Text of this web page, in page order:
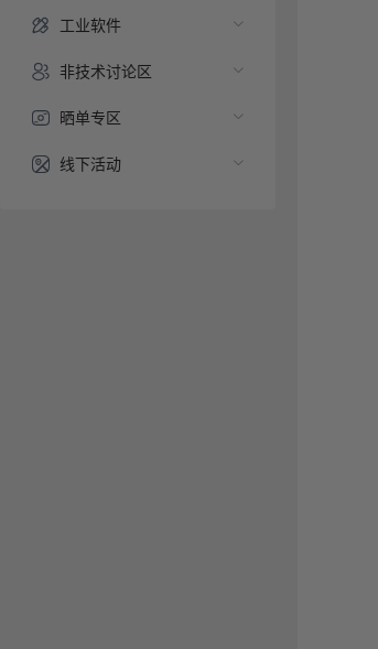
工业软件
非技术讨论区
晒单专区
线下活动